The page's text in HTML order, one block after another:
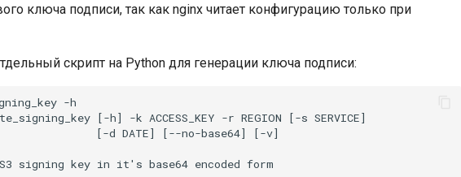
ключа подписи, так как nginx читает конфигурацию только при
скрипт на Python для генерации ключа подписи:
-h
[-h] -k ACCESS_KEY -r REGION [-s SERVICE]
[-d DATE] [--no-base64] [-v]
S3 signing key in it's base64 encoded form